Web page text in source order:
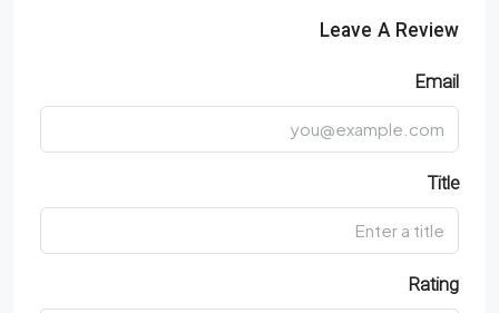
Leave A Review
Email
Title
Rating